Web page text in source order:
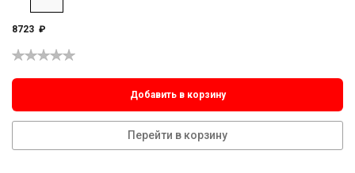
8723 ₽
Добавить в корзину
Перейти в корзину